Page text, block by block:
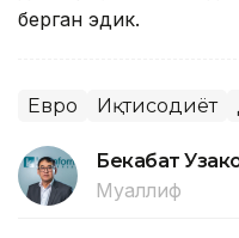
берган эдик.
Евро Иқтисодиёт
Бекабат
Муаллиф